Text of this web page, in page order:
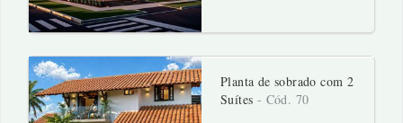
Planta de sobrado com 2
Suítes - Cód. 70